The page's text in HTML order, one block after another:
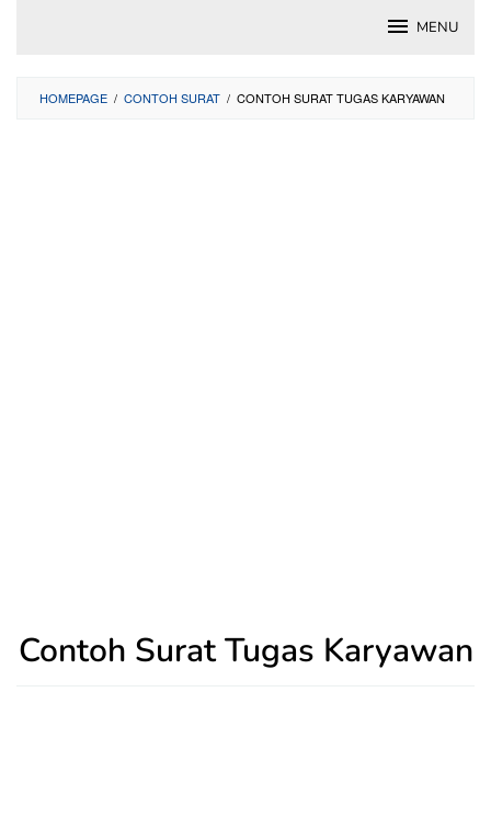
MENU
HOMEPAGE / CONTOH SURAT / CONTOH SURAT TUGAS KARYAWAN
Contoh Surat Tugas Karyawan